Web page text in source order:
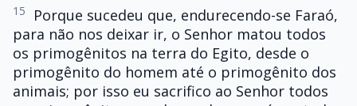
15
Porque sucedeu que, endurecendo-se Faraó,
para não nos deixar ir, o Senhor matou todos
os primogênitos na terra do Egito, desde o
primogênito do homem até o primogênito dos
animais; por isso eu sacrifico ao Senhor todos